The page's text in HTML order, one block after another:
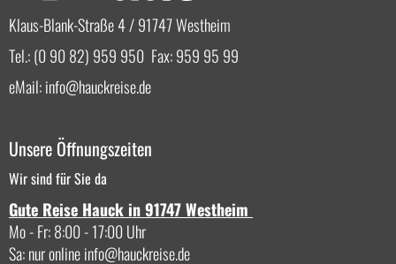
Klaus-Blank-Straße 4 / 91747 Westheim
Tel.: (0 90 82) 959 950 Fax: 959 95 99
eMail:info hauckreise.de
Unsere Öffnungszeiten
Wir sind für Sie da
Gute Reise Hauck in 91747 Westheim
Mo - Fr: 8:00 - 17:00 Uhr
Sa: nur onlineinfo hauckreise.de